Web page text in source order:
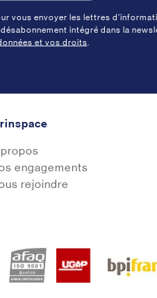
vous envoyer les lettres
intégré dans la
et vos droits
engagements
rejoindre